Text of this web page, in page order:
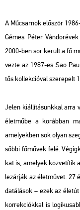
A Mű­csar­nok elő­ször
Gémes Péter Ván­dor­évek
2000-ben sor ke­rült a fő
vez­te az 1987-es Sao
tős kol­lek­ci­ó­val sze­re­pelt
Jelen ki­ál­lí­tá­sunk­kal arra
élet­mű­be a ko­ráb­ban
ame­lyek­ben sok olyan
sőb­bi fő­mű­vek felé.
kat is, ame­lyek köz­ve­tí­tik
le­zár­ják az élet­mű­vet. 27
da­tá­lá­sok – ezek az
kor­rek­ci­ók­kal is